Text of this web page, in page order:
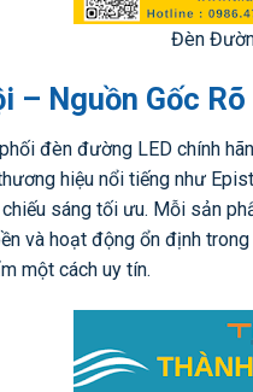
Đèn
– Nguồn Gốc Rõ
đèn đường LED chính
hiệu nổi tiếng như
sáng tối ưu. Mỗi sản
và hoạt động ổn định
một cách uy tín.